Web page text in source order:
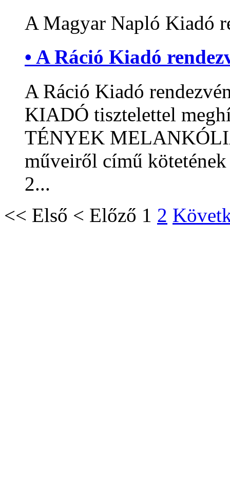
A Magyar Napló Kiadó
• A Ráció Kiadó
A Ráció Kiadó
KIADÓ tisztelettel
TÉNYEK
műveiről című
2...
<< Első < Előző 1 2